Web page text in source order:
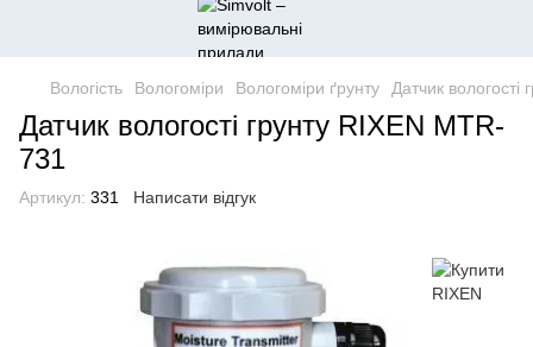
Вологість Вологоміри Вологоміри ґрунту Датчик вологості
Датчик вологості грунту RIXEN MTR-
731
Артикул: 331 Написати відгук